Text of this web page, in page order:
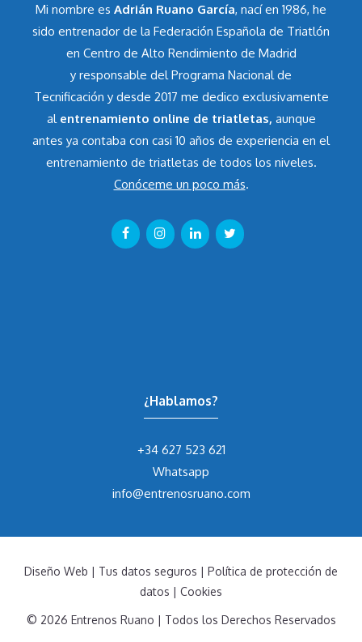
Mi nombre es Adrián Ruano García, nací en 1986, he
sido entrenador de la Federación Española de Triatlón
en Centro de Alto Rendimiento de Madrid
y responsable del Programa Nacional de
Tecnificación y desde 2017 me dedico exclusivamente
al entrenamiento online de triatletas, aunque
antes ya contaba con casi 10 años de experiencia en el
entrenamiento de triatletas de todos los niveles.
Conóceme un poco más.
¿Hablamos?
+34 627 523 621
Whatsapp
info@entrenosruano.com
Diseño Web | Tus datos seguros | Política de protección de
datos | Cookies
© 2026 Entrenos Ruano | Todos los Derechos Reservados